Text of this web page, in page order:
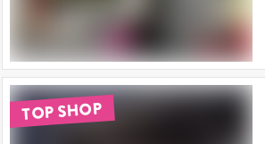
TOP SHOP